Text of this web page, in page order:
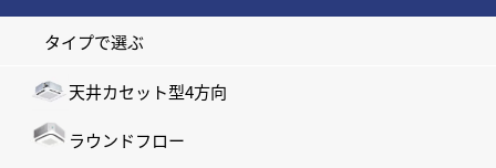
タイプで選ぶ
天井カセット型4方向
ラウンドフロー